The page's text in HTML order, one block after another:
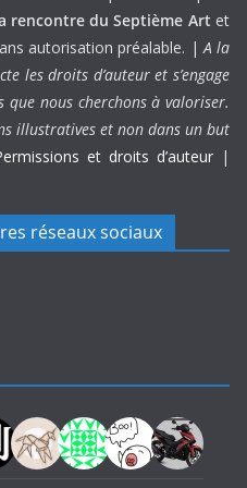
rencontre du Septième Art et
autorisation préalable. |A la
les droits d’auteur et s’engage
nous cherchons à valoriser.
illustratives et non dans un but
et droits d’auteur |
réseaux sociaux